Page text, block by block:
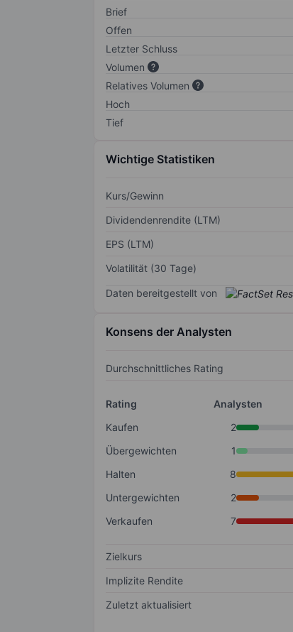
Brief
Offen
Letzter Schluss
Volumen
Relatives Volumen
Hoch
Tief
Wichtige Statistiken
Kurs/Gewinn
Dividendenrendite (LTM)
EPS (LTM)
Volatilität (30 Tage)
Daten bereitgestellt von
Konsens der Analysten
Durchschnittliches Rating
Rating
Analysten
Kaufen
2
Übergewichten
1
Halten
8
Untergewichten
2
Verkaufen
7
Zielkurs
Implizite Rendite
Zuletzt aktualisiert